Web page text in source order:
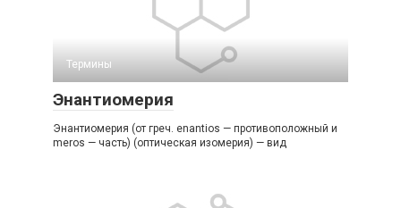
Термины
Энантиомерия
Энантиомерия (от греч. enantios — противоположный и
meros — часть) (оптическая изомерия) — вид